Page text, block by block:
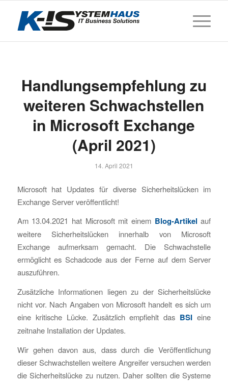
Handlungsempfehlung zu
weiteren Schwachstellen
in Microsoft Exchange
(April 2021)
14. April 2021
Microsoft hat Updates für diverse Sicherheitslücken im
Exchange Server veröffentlicht!
Am 13.04.2021 hat Microsoft mit einem Blog-Artikel auf
weitere Sicherheitslücken innerhalb von Microsoft
Exchange aufmerksam gemacht. Die Schwachstelle
ermöglicht es Schadcode aus der Ferne auf dem Server
auszuführen.
Zusätzliche Informationen liegen zu der Sicherheitslücke
nicht vor. Nach Angaben von Microsoft handelt es sich um
eine kritische Lücke. Zusätzlich empfiehlt das BSI eine
zeitnahe Installation der Updates.
Wir gehen davon aus, dass durch die Veröffentlichung
dieser Schwachstellen weitere Angreifer versuchen werden
die Sicherheitslücke zu nutzen. Daher sollten die Systeme